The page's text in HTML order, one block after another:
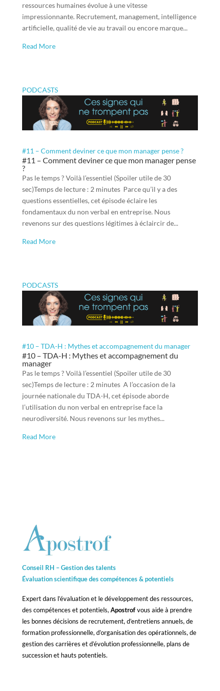
ressources humaines évolue à une vitesse
impressionnante. Recrutement, management, intelligence
artificielle, qualité de vie au travail ou encore marque...
Read More
PODCASTS
#11 – Comment deviner ce que mon manager pense ?
#11 – Comment deviner ce que mon manager pense
?
Pas le temps ? Voilà l’essentiel (Spoiler utile de 30
sec)Temps de lecture : 2 minutes Parce qu’il y a des
questions essentielles, cet épisode éclaire les
fondamentaux du non verbal en entreprise. Nous
revenons sur des questions légitimes à éclaircir de...
Read More
PODCASTS
#10 – TDA-H : Mythes et accompagnement du manager
#10 – TDA-H : Mythes et accompagnement du
manager
Pas le temps ? Voilà l’essentiel (Spoiler utile de 30
sec)Temps de lecture : 2 minutes A l’occasion de la
journée nationale du TDA-H, cet épisode aborde
l’utilisation du non verbal en entreprise face la
neurodiversité. Nous revenons sur les mythes...
Read More
Conseil RH – Gestion des talents
Évaluation scientifique des compétences &potentiels
Expert dans l’évaluation et le développement des ressources,
des compétences et potentiels,Apostrofvous aide à prendre
les bonnes décisions de recrutement, d’entretiens annuels, de
formation professionnelle, d’organisation des opérationnels, de
gestion des carrières et d’évolution professionnelle, plans de
succession et hauts potentiels.